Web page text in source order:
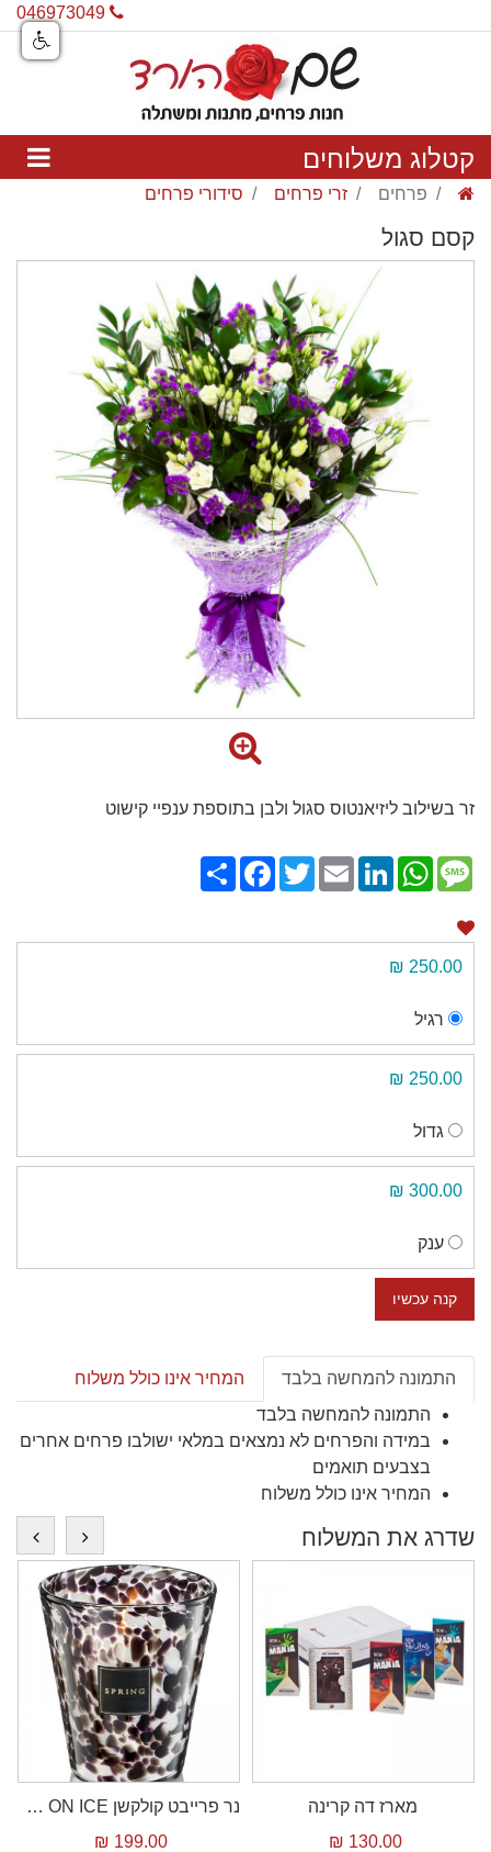
פרחים זרי פרחים סידורי פרחים
קסם סגול
זר בשילוב ליזיאנטוס סגול ולבן בתוספת ענפיי קישוט
Share
FacebookTwitterEmail
LinkedIn
WhatsAppMessage
250.00 ₪
רגיל
250.00 ₪
גדול
300.00 ₪
ענק
קנה עכשיו
התמונה להמחשה בלבד
המחיר אינו כולל משלוח
התמונה להמחשה בלבד
במידה והפרחים לא נמצאים במלאי ישולבו פרחים אחרים
בצבעים תואמים
המחיר אינו כולל משלוח
שדרג את המשלוח
מארז דה קרינה
130.00 ₪
נר פרייבט קולקשן CHAMPAGNE ON ICE
199.00 ₪